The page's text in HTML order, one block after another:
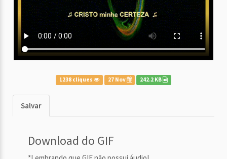
1238 cliques 27 Nov 242.2 KB
Salvar
Download do GIF